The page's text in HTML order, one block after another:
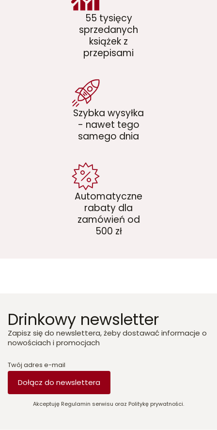
55 tysięcy
sprzedanych
książek z
przepisami
Szybka wysyłka
- nawet tego
samego dnia
Automatyczne
rabaty dla
zamówień od
500 zł
Drinkowy newsletter
Zapisz się do newslettera, żeby dostawać informacje o
nowościach i promocjach
Twój adres e-mail
Dołącz do newslettera
Akceptuję Regulamin serwisu oraz Politykę prywatności.